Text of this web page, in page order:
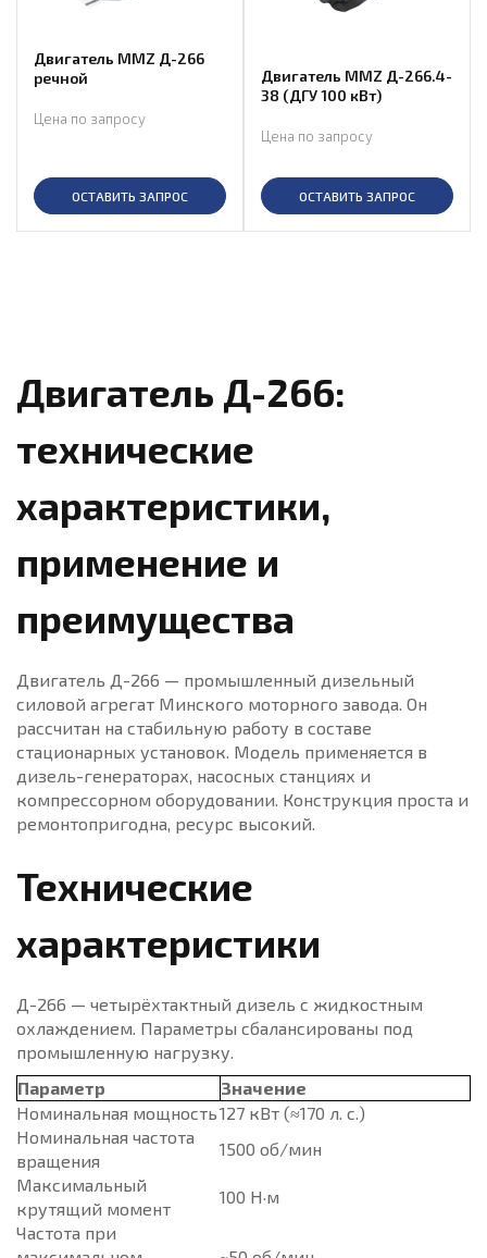
Двигатель MMZ Д-266
речной
Цена по запросу
ОСТАВИТЬ ЗАПРОС
Двигатель MMZ Д-266.4-
38 (ДГУ 100 кВт)
Цена по запросу
ОСТАВИТЬ ЗАПРОС
Двигатель Д-266:
технические
характеристики,
применение и
преимущества
Двигатель Д-266 — промышленный дизельный
силовой агрегат Минского моторного завода. Он
рассчитан на стабильную работу в составе
стационарных установок. Модель применяется в
дизель-генераторах, насосных станциях и
компрессорном оборудовании. Конструкция проста и
ремонтопригодна, ресурс высокий.
Технические
характеристики
Д-266 — четырёхтактный дизель с жидкостным
охлаждением. Параметры сбалансированы под
промышленную нагрузку.
Параметр
Значение
Номинальная мощность127 кВт (≈170 л. с.)
Номинальная частота
вращения
1500 об/мин
Максимальный
крутящий момент
100 Н·м
Частота при